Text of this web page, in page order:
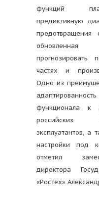
функций
предиктивную
предотвращения
прогнозировать
частях и
Одно из
функционала к
российских
эксплуатантов, а
настройки под
отметил
директора
«Ростех»